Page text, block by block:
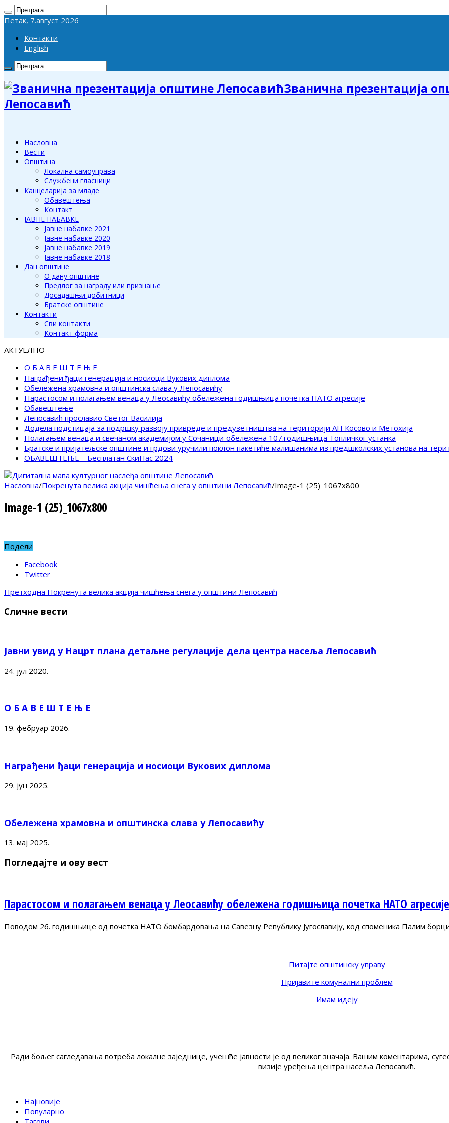
Петак, 7.август 2026
Контакти
English
Званична презентација
Лепосавић
Насловна
Вести
Општина
Локална самоуправа
Службени гласници
Канцеларија за младе
Обавештења
Контакт
ЈАВНЕ НАБАВКЕ
Јавне набавке 2021
Јавне набавке 2020
Јавне набавке 2019
Јавне набавке 2018
Дан општине
О дану општине
Предлог за награду или признање
Досадашњи добитници
Братске општине
Контакти
Сви контакти
Контакт форма
АКТУЕЛНО
О Б А В Е Ш Т Е Њ Е
Награђени ђаци генерација и носиоци Вукових диплома
Обележена храмовна и општинска слава у Лепосавићу
Парастосом и полагањем венаца у Леосавићу обележена годишњица почетка НАТО агресије
Обавештење
Лепосавић прославио Светог Василија
Додела подстицаја за подршку развоју привреде и предузетништва на територији АП Косово и Метохија
Полагањем венаца и свечаном академијом у Сочаници обележена 107.годишњица Топличког устанка
Братске и пријатељске општине и грдови уручили поклон пакетиће малишанима из предшколских установа на
ОБАВЕШТЕЊЕ – Бесплатан СкиПас 2024
Насловна/Покренута велика акција чишћења снега у општини Лепосавић/Image-1 (25)_1067x800
Image-1 (25)_1067x800
Подели
Facebook
Twitter
Претходна Покренута велика акција чишћења снега у општини Лепосавић
Сличне вести
Јавни увид у Нацрт плана детаљне регулације дела центра насеља Лепосавић
24. јул 2020.
О Б А В Е Ш Т Е Њ Е
19. фебруар 2026.
Награђени ђаци генерација и носиоци Вукових диплома
29. јун 2025.
Обележена храмовна и општинска слава у Лепосавићу
13. мај 2025.
Погледајте и ову вест
Парастосом и полагањем венаца у Леосавићу обележена годишњица почетка НАТО агресије
Поводом 26. годишњице од почетка НАТО бомбардовања на Савезну Републику Југославију, код споменика Палим
Питајте општинску управу
Пријавите комунални проблем
Имам идеју
Ради бољег сагледавања потреба локалне заједнице, учешће јавности је од великог значаја. Вашим коментарима,
визије уређења центра насеља Лепосавић.
Најновије
Популарно